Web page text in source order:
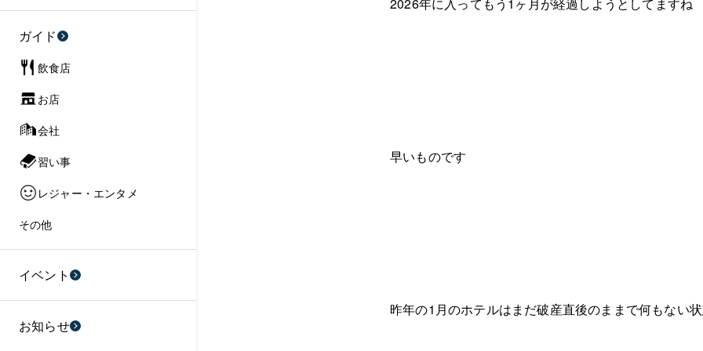
ガイド
飲食店
お店
会社
習い事
レジャー・エンタメ
その他
イベント
お知らせ
早いものです
昨年の1月のホテルはまだ破産直後のままで何もない